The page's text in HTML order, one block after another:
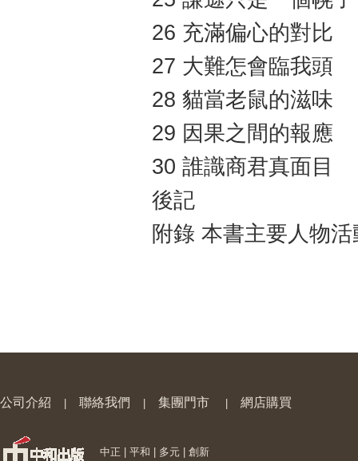
26 充滿偏心的對比
27 大難怎會臨我頭
28 貓當老鼠的滋味
29 因果之間的報應
30 誰識商君真面目
後記
附錄 本書主要人物
公司介紹 聯絡我們 集團門市 網店購買
中正 | 平和 | 多元 | 創新